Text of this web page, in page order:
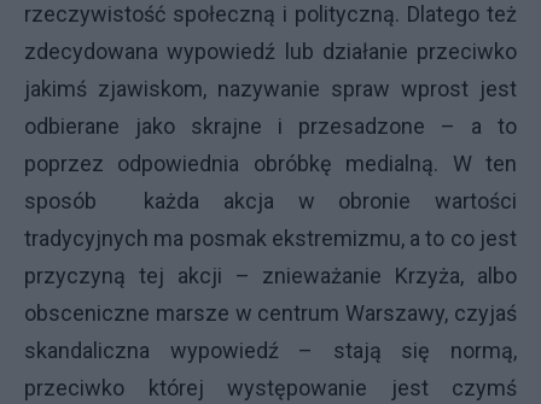
rzeczywistość społeczną i polityczną. Dlatego też
zdecydowana wypowiedź lub działanie przeciwko
jakimś zjawiskom, nazywanie spraw wprost jest
odbierane jako skrajne i przesadzone – a to
poprzez odpowiednia obróbkę medialną. W ten
sposób każda akcja w obronie wartości
tradycyjnych ma posmak ekstremizmu, a to co jest
przyczyną tej akcji – znieważanie Krzyża, albo
obsceniczne marsze w centrum Warszawy, czyjaś
skandaliczna wypowiedź – stają się normą,
przeciwko której występowanie jest czymś